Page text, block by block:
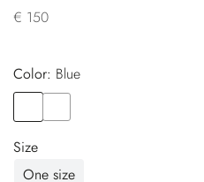
€ 150
Color:
blue
Size
One size